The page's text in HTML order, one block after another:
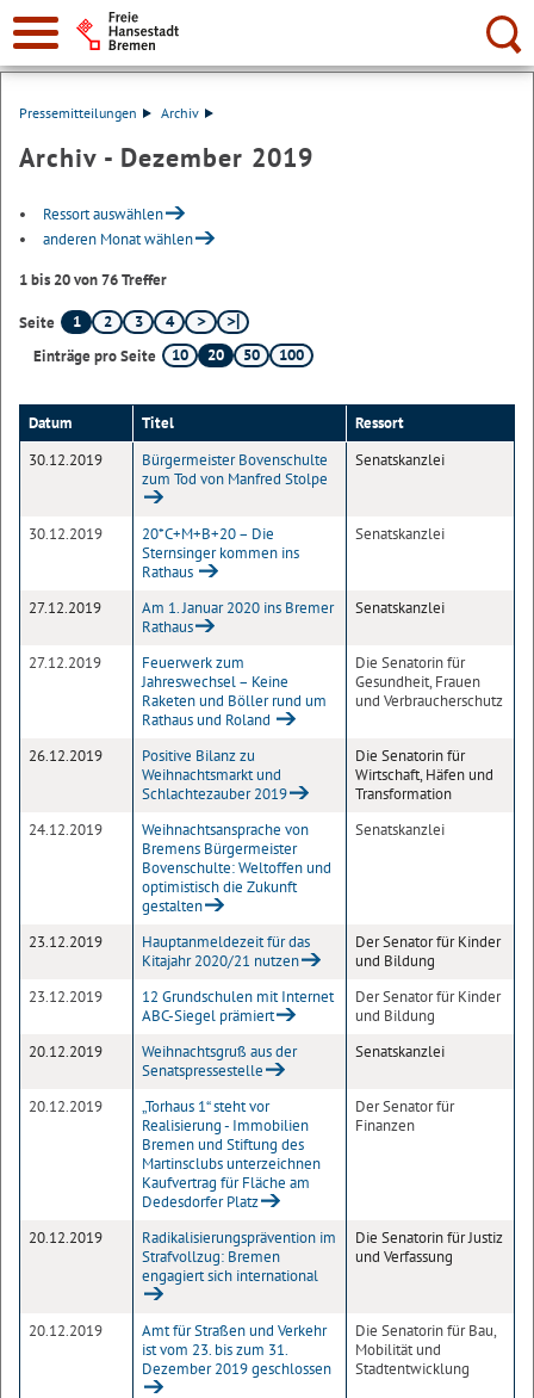
Suche:
Pressemitteilungen Archiv
Archiv - Dezember 2019
Ressort auswählen
anderen Monat wählen
1 bis 20 von 76 Treffer
Seite 1 2 3
4
Einträge pro Seite
10 20 50 100
Datum Titel
Ressort
30.12.2019
Bürgermeister Bovenschulte
zum Tod von Manfred Stolpe
Senatskanzlei
30.12.2019
20*C+M+B+20 – Die
Sternsinger kommen ins
Rathaus
Senatskanzlei
27.12.2019
Am 1. Januar 2020 ins Bremer
Rathaus
Senatskanzlei
27.12.2019
Feuerwerk zum
Jahreswechsel – Keine
Raketen und Böller rund um
Rathaus und Roland
Die Senatorin für
Gesundheit, Frauen
und Verbraucherschutz
26.12.2019
Positive Bilanz zu
Weihnachtsmarkt und
Schlachtezauber 2019
Die Senatorin für
Wirtschaft, Häfen und
Transformation
24.12.2019
Weihnachtsansprache von
Bremens Bürgermeister
Bovenschulte: Weltoffen und
optimistisch die Zukunft
gestalten
Senatskanzlei
23.12.2019
Hauptanmeldezeit für das
Kitajahr 2020/21 nutzen
Der Senator für Kinder
und Bildung
23.12.2019
12 Grundschulen mit Internet
ABC-Siegel prämiert
Der Senator für Kinder
und Bildung
20.12.2019
Weihnachtsgruß aus der
Senatspressestelle
Senatskanzlei
20.12.2019
„Torhaus 1“ steht vor
Realisierung - Immobilien
Bremen und Stiftung des
Martinsclubs unterzeichnen
Kaufvertrag für Fläche am
Dedesdorfer Platz
Der Senator für
Finanzen
20.12.2019
Radikalisierungsprävention im
Strafvollzug: Bremen
engagiert sich international
Die Senatorin für Justiz
und Verfassung
20.12.2019
Amt für Straßen und Verkehr
ist vom 23. bis zum 31.
Dezember 2019 geschlossen
Die Senatorin für Bau,
Mobilität und
Stadtentwicklung